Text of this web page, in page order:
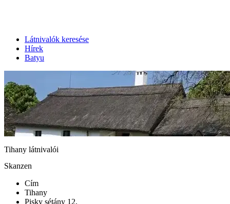
Látnivalók keresése
Hírek
Batyu
Tihany látnivalói
Skanzen
Cím
Tihany
Pisky sétány 12.